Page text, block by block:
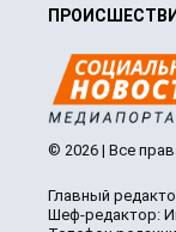
© 2026 | Все
Главный
Шеф-редактор: